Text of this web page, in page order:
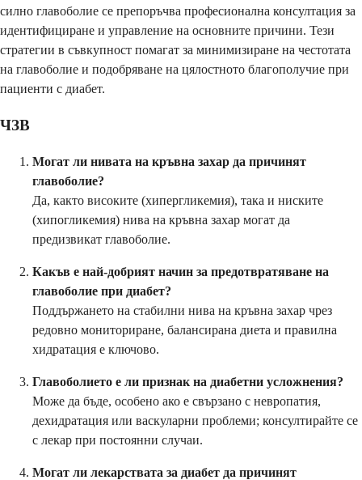
силно главоболие се препоръчва професионална консултация за
идентифициране и управление на основните причини. Тези
стратегии в съвкупност помагат за минимизиране на честотата
на главоболие и подобряване на цялостното благополучие при
пациенти с диабет.
ЧЗВ
Могат ли нивата на кръвна захар да причинят
главоболие?
Да, както високите (хипергликемия), така и ниските
(хипогликемия) нива на кръвна захар могат да
предизвикат главоболие.
Какъв е най-добрият начин за предотвратяване на
главоболие при диабет?
Поддържането на стабилни нива на кръвна захар чрез
редовно мониториране, балансирана диета и правилна
хидратация е ключово.
Главоболието е ли признак на диабетни усложнения?
Може да бъде, особено ако е свързано с невропатия,
дехидратация или васкуларни проблеми; консултирайте се
с лекар при постоянни случаи.
Могат ли лекарствата за диабет да причинят